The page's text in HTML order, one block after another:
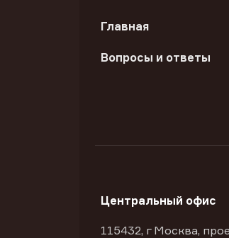
Главная
Вопросы и ответы
Центральный офис
115432, г Москва,